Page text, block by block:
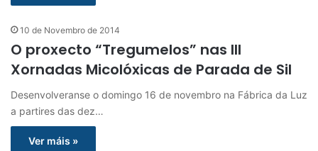
10 de Novembro de 2014
O proxecto “Tregumelos” nas III
Xornadas Micolóxicas de Parada de Sil
Desenvolveranse o domingo 16 de novembro na Fábrica da Luz
a partires das dez…
Ver máis »